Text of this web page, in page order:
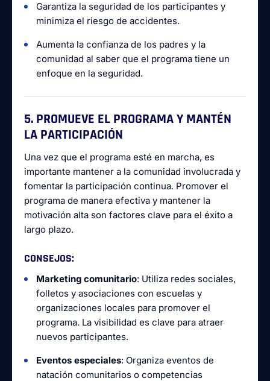
Garantiza la seguridad de los participantes y
minimiza el riesgo de accidentes.
Aumenta la confianza de los padres y la
comunidad al saber que el programa tiene un
enfoque en la seguridad.
5. PROMUEVE EL PROGRAMA Y MANTÉN
LA PARTICIPACIÓN
Una vez que el programa esté en marcha, es
importante mantener a la comunidad involucrada y
fomentar la participación continua. Promover el
programa de manera efectiva y mantener la
motivación alta son factores clave para el éxito a
largo plazo.
CONSEJOS:
Marketing comunitario: Utiliza redes sociales,
folletos y asociaciones con escuelas y
organizaciones locales para promover el
programa. La visibilidad es clave para atraer
nuevos participantes.
Eventos especiales: Organiza eventos de
natación comunitarios o competencias